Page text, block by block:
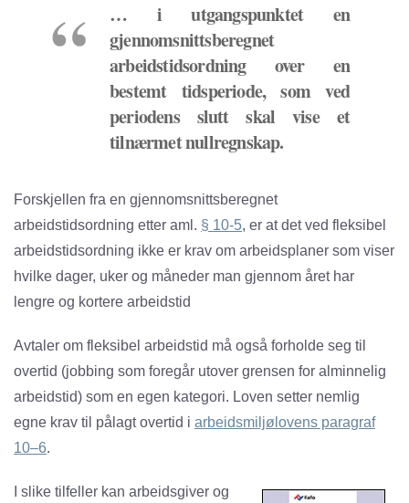
… i utgangspunktet en
gjennomsnittsberegnet
arbeidstidsordning over en
bestemt tidsperiode, som ved
periodens slutt skal vise et
tilnærmet nullregnskap.
Forskjellen fra en gjennomsnittsberegnet
arbeidstidsordning etter aml. § 10-5, er at det ved fleksibel
arbeidstidsordning ikke er krav om arbeidsplaner som viser
hvilke dager, uker og måneder man gjennom året har
lengre og kortere arbeidstid
Avtaler om fleksibel arbeidstid må også forholde seg til
overtid (jobbing som foregår utover grensen for alminnelig
arbeidstid) som en egen kategori. Loven setter nemlig
egne krav til pålagt overtid i arbeidsmiljølovens paragraf
10–6.
I slike tilfeller kan arbeidsgiver og